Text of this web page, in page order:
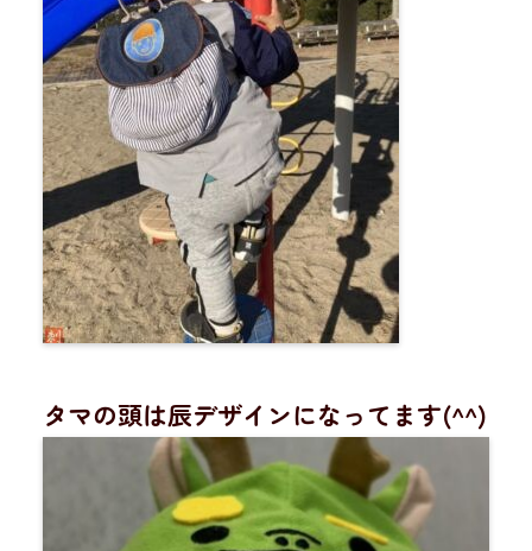
タマの頭は辰デザインになってます(^^)